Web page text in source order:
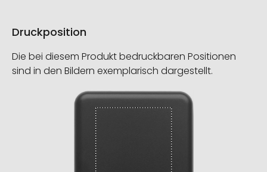
Druckposition
Die bei diesem Produkt bedruckbaren Positionen
sind in den Bildern exemplarisch dargestellt.